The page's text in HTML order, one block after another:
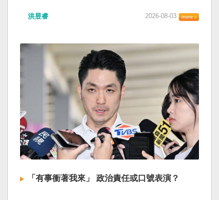
洪昱睿 2026-08-03
「有事衝著我來」 政治責任或口號表演？